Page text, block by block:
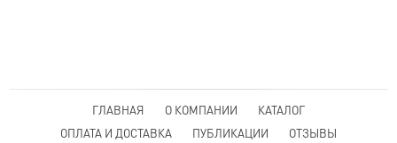
ГЛАВНАЯ О КОМПАНИИ
КАТАЛОГ
ОПЛАТА И ДОСТАВКА
ПУБЛИКАЦИИ
ОТЗЫВЫ